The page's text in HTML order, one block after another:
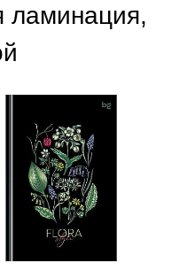
ламинация,